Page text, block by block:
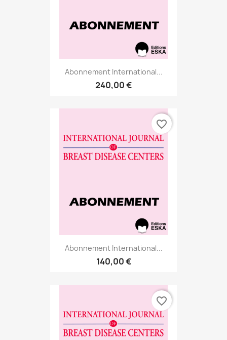
Abonnement International...
240,00 €
Abonnement International...
140,00 €
favorite_border
favorite_border